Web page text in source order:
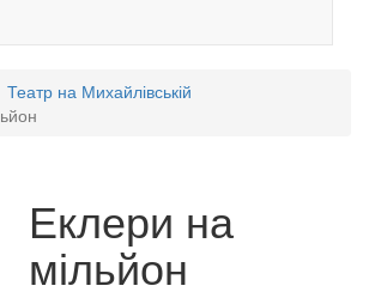
Театр на Михайлівській
Еклери на
мільйон